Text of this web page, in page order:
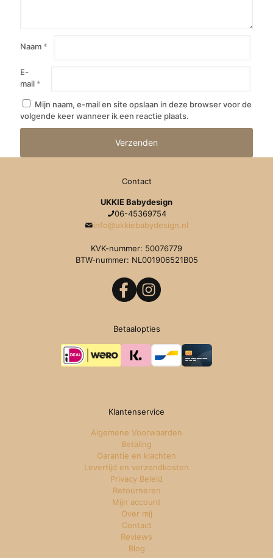
Naam *
E-
mail *
Mijn naam, e-mail en site opslaan in deze browser voor de
volgende keer wanneer ik een reactie plaats.
Contact
UKKIE Babydesign
06-45369754
info@ukkiebabydesign.nl
KVK-nummer: 50076779
BTW-nummer: NL001906521B05
Betaalopties
Klantenservice
Algemene Voorwaarden
Betaling
Garantie en klachten
Levertijd en verzendkosten
Privacy Beleid
Retourneren
Mijn account
Over mij
Contact
Reviews
Blog